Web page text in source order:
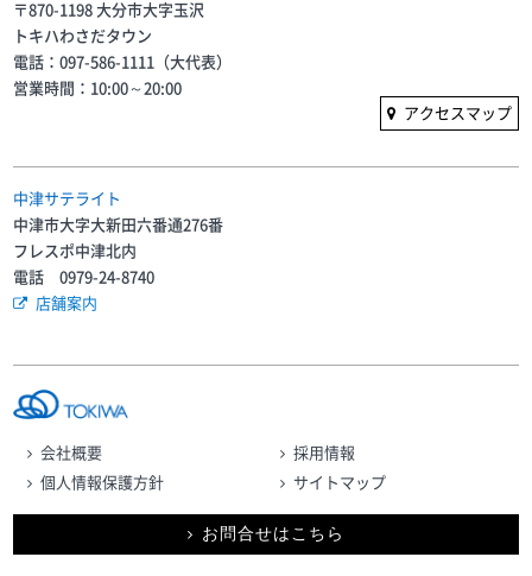
〒870-1198 大分市大字玉沢
トキハわさだタウン
電話：097-586-1111（大代表）
営業時間：10:00～20:00
アクセスマップ
中津サテライト
中津市大字大新田六番通276番
フレスポ中津北内
電話 0979-24-8740
店舗案内
会社概要
採用情報
個人情報保護方針
サイトマップ
お問合せはこちら